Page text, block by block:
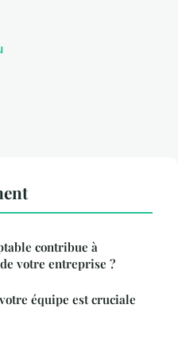
contribue à
votre entreprise ?
équipe est cruciale